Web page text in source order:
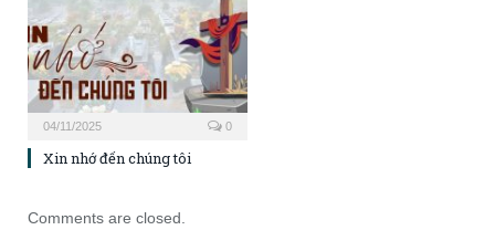
04/11/2025 0
Xin nhớ đến chúng tôi
Comments are closed.